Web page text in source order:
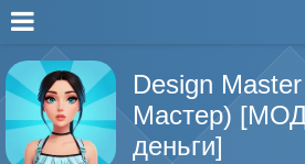
Design
Мастер)
деньги]